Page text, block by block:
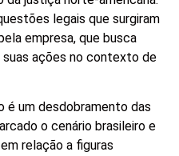
legais que surgiram
empresa, que busca
ações no contexto de
é um desdobramento das
o cenário brasileiro e
relação a figuras